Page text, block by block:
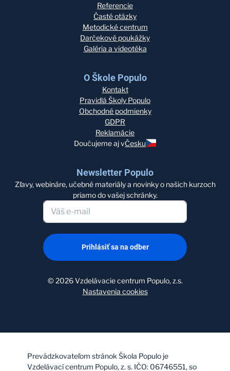
Referencie
Časté otázky
Metodické centrum
Darčekové poukážky
Galéria a videotéka
O Škole Populo
Kontakt
Pravidlá Školy Populo
Obchodné podmienky
GDPR
Reklamácie
Doučujeme aj vČesku
Newsletter Populo
Zľavy, webináre, učebné materiály a novinky o našich kurzoch
priamo do vašej schránky.
Prihlásiť sa na odber
©2026 Vzdelávacie centrum Populo, z.s.
Nastavenia cookies
Prevádzkovateľom stránok Škola Populo je
Vzdelávací centrum Populo, z. s. IČO: 06746551, so